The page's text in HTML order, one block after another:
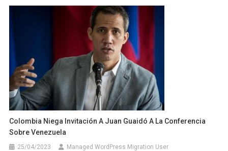
Colombia Niega Invitación A Juan Guaidó A La Conferencia
Sobre Venezuela
25/04/2023 Managed WordPress Migration User